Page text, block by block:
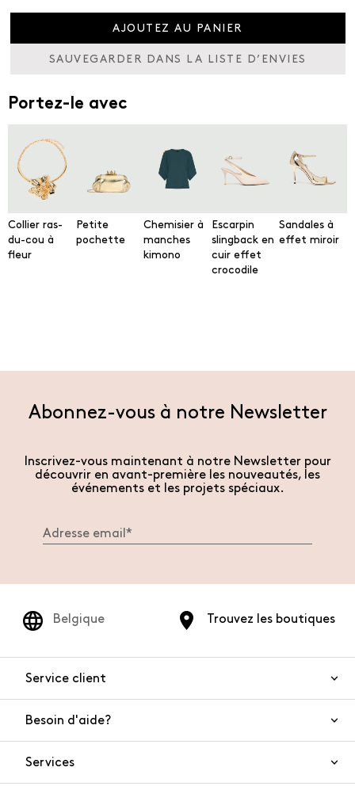
AJOUTEZ AU PANIER
SAUVEGARDER DANS LA LISTE D’ENVIES
Portez-le avec
Collier ras-
du-cou à
fleur
Petite
pochette
Chemisier à
manches
kimono
Escarpin
slingback en
cuir effet
crocodile
Sandales à
effet miroir
Abonnez-vous à notre Newsletter
Inscrivez-vous maintenant à notre Newsletter pour
découvrir en avant-première les nouveautés, les
événements et les projets spéciaux.
Trouvez les boutiques
Belgique
Service client
Besoin d'aide?
Services